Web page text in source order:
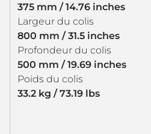
375 mm / 14.76 inches
Largeur du colis
800 mm / 31.5 inches
Profondeur du colis
500 mm / 19.69 inches
Poids du colis
33.2 kg / 73.19 lbs